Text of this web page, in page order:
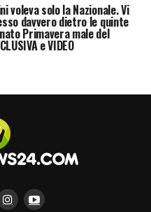
voleva solo la Nazionale. Vi
davvero dietro le quinte
Primavera male del
e VIDEO